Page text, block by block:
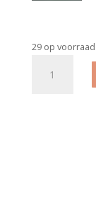
29 op voorraad
Deep